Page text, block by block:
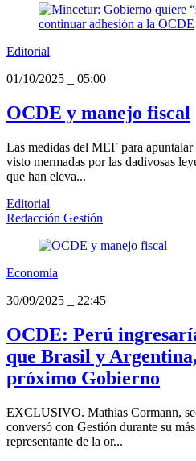
Editorial
01/10/2025
05:00
OCDE y manejo fiscal
Las medidas del MEF para
visto mermadas por las dadivosas
que han eleva...
Editorial
Redacción Gestión
Economía
30/09/2025
22:45
OCDE: Perú
que Brasil y
próximo Gobierno
EXCLUSIVO. Mathias Cormann,
conversó con Gestión durante su
representante de la or...